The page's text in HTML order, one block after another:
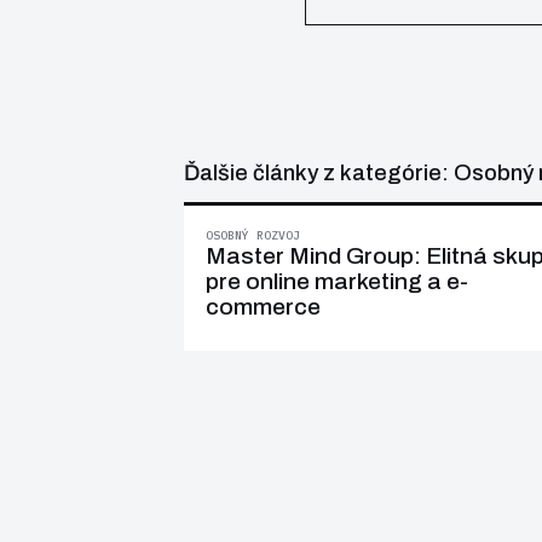
Ďalšie články z kategórie: Osobný
OSOBNÝ ROZVOJ
Master Mind Group: Elitná
pre online marketing a e-
commerce